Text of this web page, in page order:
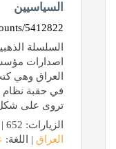
السياسيين
5412822
السلسلة
اصدارات
العراق وهي
في حقبة نظام
تروى على
الزيارات: 652 | التقييم: 0 | المقيّمين: 0 | الدولة:
العراق | اللغة: